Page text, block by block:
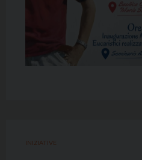
INIZIATIVE